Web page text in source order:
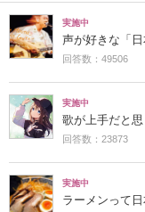
実施中
声が好きな「
回答数：49506
実施中
歌が上手だと
回答数：23873
実施中
ラーメンって